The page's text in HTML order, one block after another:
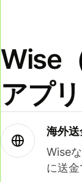
Wise
アプ
海外
Wise
に送金